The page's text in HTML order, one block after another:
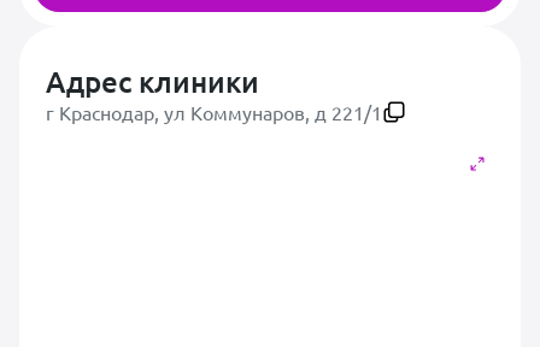
Адрес клиники
г Краснодар, ул Коммунаров, д 221/1